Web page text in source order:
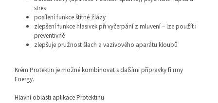
stres
posílení funkce štítné žlázy
zlepšení funkce hlasivek při vyčerpání z mluvení – lze použít i
preventivně
zlepšuje pružnost šlach a vazivového aparátu kloubů
Krém Protektin je možné kombinovat s dalšími přípravky fi rmy
Energy.
Hlavní oblasti aplikace Protektinu